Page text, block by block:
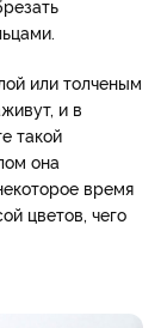
или толченым
и в
такой
она
время
цветов, чего